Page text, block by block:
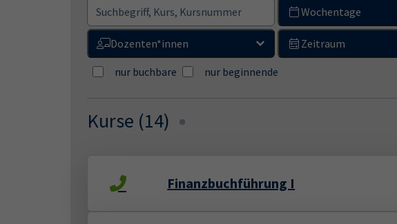
Wochentage
Dozenten*innen Zeitraum
nur buchbare nur beginnende
Kurse (14) Loading...
Finanzbuchführung I